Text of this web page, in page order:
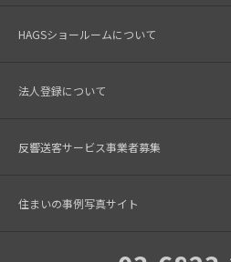
HAGSショールームについて
法人登録について
反響送客サービス事業者募集
住まいの事例写真サイト